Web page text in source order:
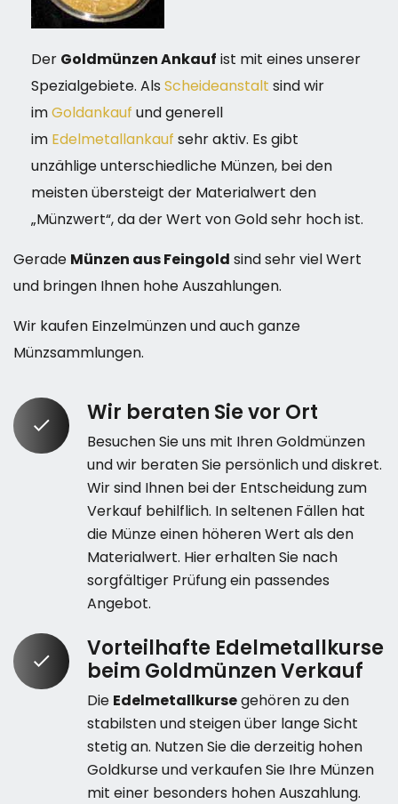
Der Goldmünzen Ankauf ist mit eines unserer
Spezialgebiete. Als Scheideanstalt sind wir
imGoldankauf und generell
im Edelmetallankauf sehr aktiv. Es gibt
unzählige unterschiedliche Münzen, bei den
meisten übersteigt der Materialwert den
„Münzwert“, da der Wert von Gold sehr hoch ist.
Gerade Münzen aus Feingold sind sehr viel Wert
und bringen Ihnen hohe Auszahlungen.
Wir kaufen Einzelmünzen und auch ganze
Münzsammlungen.
Wir beraten Sie vor Ort
Besuchen Sie uns mit Ihren Goldmünzen
und wir beraten Sie persönlich und diskret.
Wir sind Ihnen bei der Entscheidung zum
Verkauf behilflich. In seltenen Fällen hat
die Münze einen höheren Wert als den
Materialwert. Hier erhalten Sie nach
sorgfältiger Prüfung ein passendes
Angebot.
Vorteilhafte Edelmetallkurse
beim Goldmünzen Verkauf
Die Edelmetallkursegehören zu den
stabilsten und steigen über lange Sicht
stetig an. Nutzen Sie die derzeitig hohen
Goldkurse und verkaufen Sie Ihre Münzen
mit einer besonders hohen Auszahlung.